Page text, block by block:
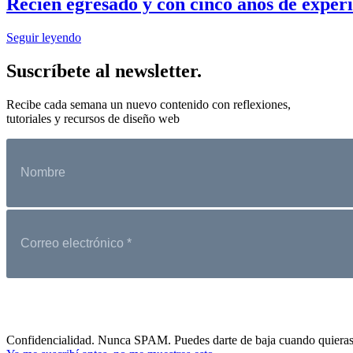
Seguir leyendo
Suscríbete al newsletter.
Recibe cada semana un nuevo contenido con reflexiones,
tutoriales y recursos de diseño web
Confidencialidad. Nunca SPAM. Puedes darte de baja cuando